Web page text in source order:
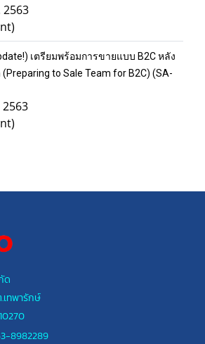
2563
เตรียมพร้อมการขายแบบ B2C หลัง
to Sale Team for B2C) (SA-
2563
ด
ทพารักษ์
8982289